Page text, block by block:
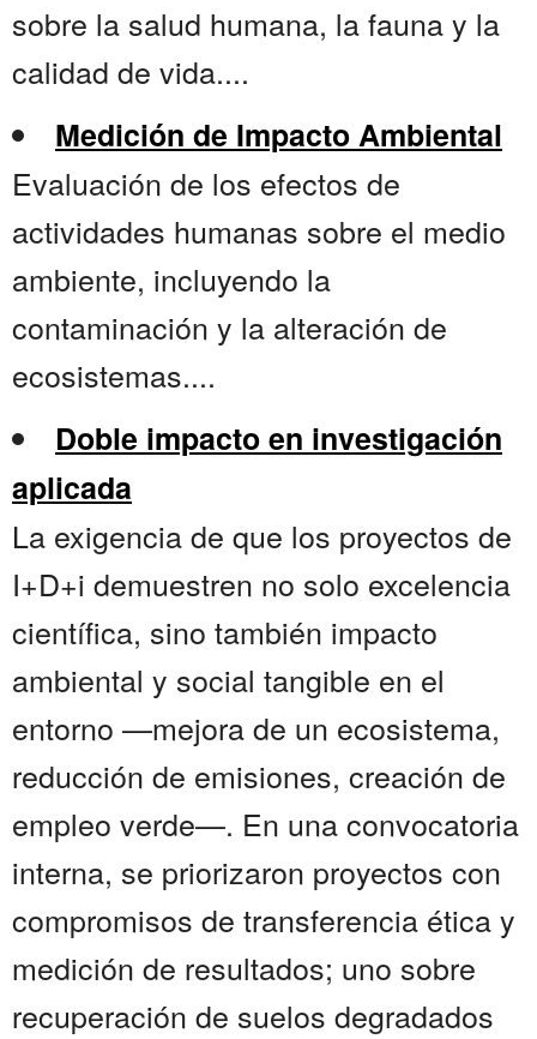
sobre la salud humana, la fauna y la
calidad de vida....
Medición de Impacto Ambiental
Evaluación de los efectos de
actividades humanas sobre el medio
ambiente, incluyendo la
contaminación y la alteración de
ecosistemas....
Doble impacto en investigación
aplicada
La exigencia de que los proyectos de
I+D+i demuestren no solo excelencia
científica, sino también impacto
ambiental y social tangible en el
entorno —mejora de un ecosistema,
reducción de emisiones, creación de
empleo verde—. En una convocatoria
interna, se priorizaron proyectos con
compromisos de transferencia ética y
medición de resultados; uno sobre
recuperación de suelos degradados